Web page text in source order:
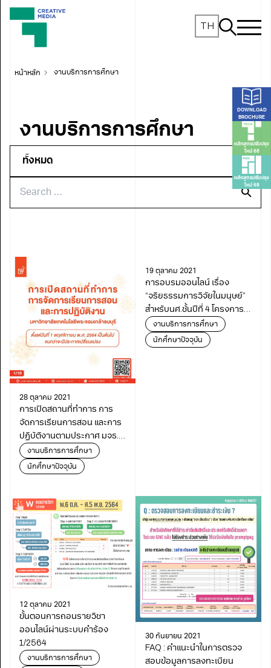
TH
DOWNLOAD
BROCHURE
หลักสูตรปรับปรุง
ใหม่ 68
หลักสูตรปรับปรุง
ใหม่ 68
หน้าหลัก งานบริการการศึกษา
งานบริการการศึกษา
28 ตุลาคม 2021
การเปิดสถานที่ทำการ การ
จัดการเรียนการสอน และการ
ปฏิบัติงานตามประกาศ มจธ.
ฉบับที่ 36 (28 ตุลาคม 2564)
งานบริการการศึกษา
นักศึกษาปัจจุบัน
19 ตุลาคม 2021
การอบรมออนไลน์ เรื่อง
“จริยธรรมการวิจัยในมนุษย์”
สำหรับนศ.ชั้นปีที่ 4 โครงการ
ร่วมบริหารหลักสูตรฯ (มีเดีย)
งานบริการการศึกษา
นักศึกษาปัจจุบัน
12 ตุลาคม 2021
ขั้นตอนการถอนรายวิชา
ออนไลน์ผ่านระบบคำร้อง
1/2564
งานบริการการศึกษา
30 กันยายน 2021
FAQ : คำแนะนำในการตรวจ
สอบข้อมูลการลงทะเบียน